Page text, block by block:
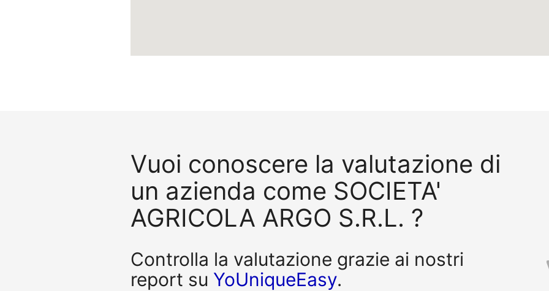
Vuoi conoscere la valutazione di
un azienda come SOCIETA'
AGRICOLA ARGO S.R.L. ?
Controlla la valutazione grazie ai nostri
report su YoUniqueEasy.